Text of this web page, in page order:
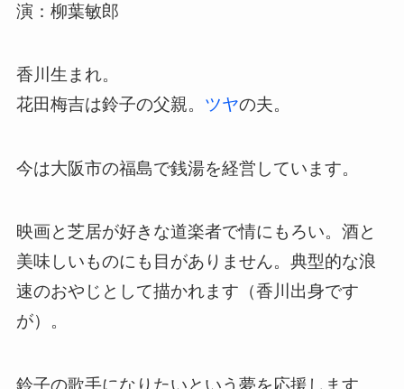
演：柳葉敏郎
香川生まれ。
花田梅吉は鈴子の父親。 ツヤの夫。
今は大阪市の福島で銭湯を経営しています。
映画と芝居が好きな道楽者で情にもろい。酒と
美味しいものにも目がありません。典型的な浪
速のおやじとして描かれます（香川出身です
が）。
鈴子の歌手になりたいという夢を応援します。